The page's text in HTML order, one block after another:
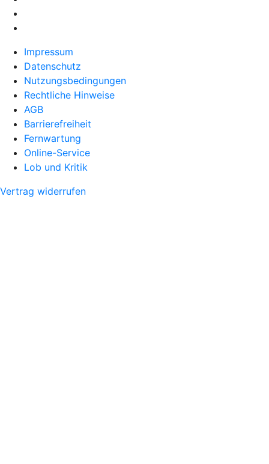
Impressum
Datenschutz
Nutzungsbedingungen
Rechtliche Hinweise
AGB
Barrierefreiheit
Fernwartung
Online-Service
Lob und Kritik
Vertrag widerrufen